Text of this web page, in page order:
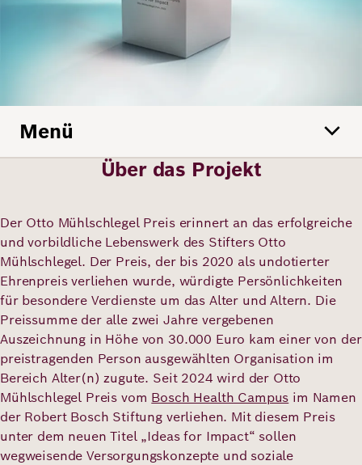
Robert
Bosch
Deutsch
Menü
Über das Projekt
Der Otto Mühlschlegel Preis erinnert an das erfolgreiche
und vorbildliche Lebenswerk des Stifters Otto
Mühlschlegel. Der Preis, der bis 2020 als undotierter
Ehrenpreis verliehen wurde, würdigte Persönlichkeiten
für besondere Verdienste um das Alter und Altern. Die
Preissumme der alle zwei Jahre vergebenen
Auszeichnung in Höhe von 30.000 Euro kam einer von der
preistragenden Person ausgewählten Organisation im
Bereich Alter(n) zugute. Seit 2024 wird der Otto
Mühlschlegel Preis vom Bosch Health Campus im Namen
der Robert Bosch Stiftung verliehen. Mit diesem Preis
unter dem neuen Titel „Ideas for Impact“ sollen
wegweisende Versorgungskonzepte und soziale